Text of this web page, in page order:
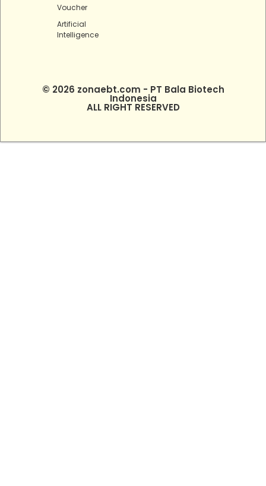
Voucher
Artificial
Intelligence
© 2026 zonaebt.com - PT Bala Biotech
Indonesia
ALL RIGHT RESERVED